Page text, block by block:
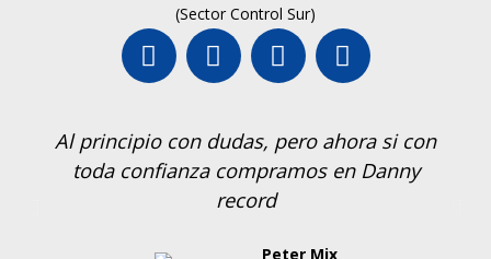
(Sector Control Sur)
Al principio con dudas, pero ahora si con
toda confianza compramos en Danny
record
Peter Mix